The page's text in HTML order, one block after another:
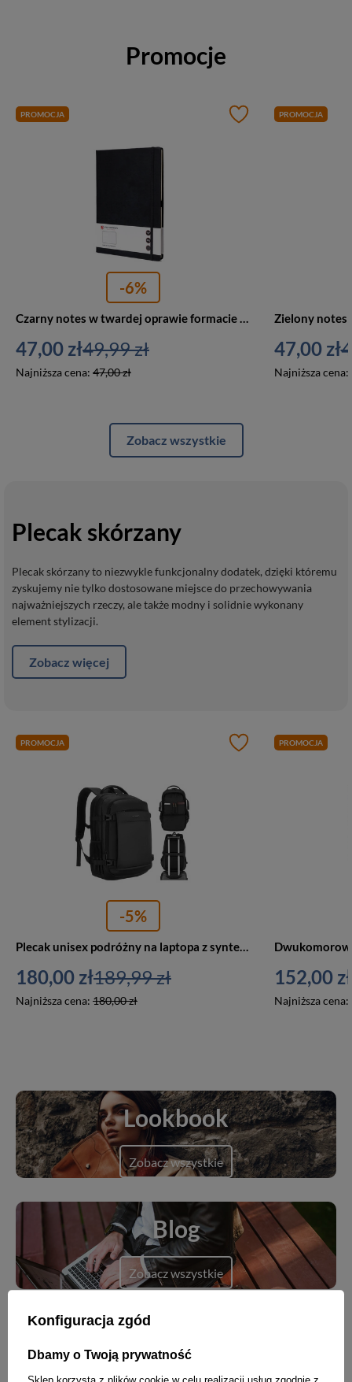
Promocje
PROMOCJA
-6%
Czarny notes w twardej oprawie formacie B5 zadrukowany w linie - Peterson
47,00 zł
Najniższa cena: 47,00 zł
49,99 zł
PROMOCJA
47,00 zł
Najniższa cena:
Zobacz wszystkie
PROMOCJA
-5%
Plecak unisex podróżny na laptopa z syntetyku Peterson HY242 duży czarny
180,00 zł
Najniższa cena: 180,00 zł
189,99 zł
PROMOCJA
152,00 zł
Najniższa cena:
Plecak skórzany
Plecak skórzany to niezwykle funkcjonalny dodatek, dzięki któremu
zyskujemy nie tylko dostosowane miejsce do przechowywania
najważniejszych rzeczy, ale także modny i solidnie wykonany
element stylizacji.
Zobacz więcej
Lookbook
Zobacz wszystkie
Blog
Zobacz wszystkie
Nowości
Konfiguracja zgód
Dbamy o Twoją prywatność